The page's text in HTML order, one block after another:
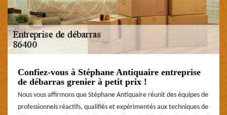
Confiez-vous à Stéphane Antiquaire entreprise
de débarras grenier à petit prix !
Nous vous affirmons que Stéphane Antiquaire réunit des équipes de
professionnels réactifs, qualifiés et expérimentés aux techniques de